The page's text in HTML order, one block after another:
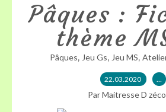
Pâques :
thème
Pâques, Jeu Gs, Jeu MS,
22.03.2020 …
Par Maitresse D